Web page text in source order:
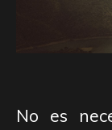
No es